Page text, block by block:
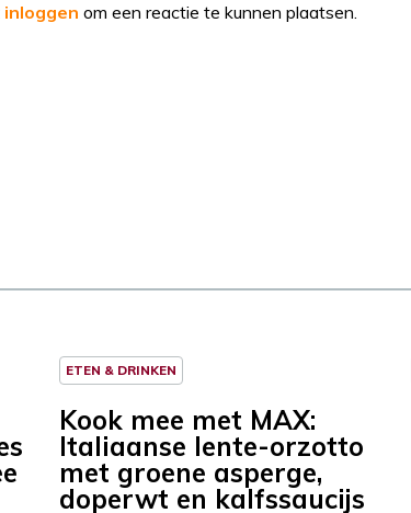
inloggen om een reactie te kunnen plaatsen.
ETEN & DRINKEN
Kook mee met MAX:
Italiaanse lente-orzotto
met groene asperge,
doperwt en kalfssaucijs